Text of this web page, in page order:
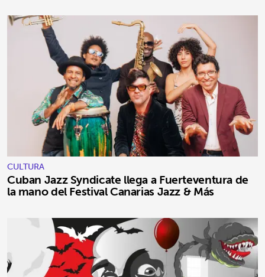
CULTURA
Cuban Jazz Syndicate llega a Fuerteventura de
la mano del Festival Canarias Jazz & Más